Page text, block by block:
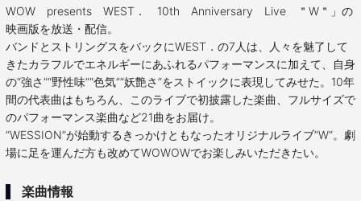
WOW presents WEST． 10th Anniversary Live ＂W＂」の
映画版を放送・配信。
バンドとストリングスをバックにWEST．の7人は、人々を魅了して
きたカラフルでエネルギーにあふれるパフォーマンスに加えて、自身
の“強さ”“野性味”“色気”“妖艶さ”をストイックに表現してみせた。10年
間の代表曲はもちろん、このライブで初披露した楽曲、フルサイズで
のパフォーマンス楽曲など21曲をお届け。
”WESSION”が始動するきっかけともなったオリジナルライブ”W”。劇
場に足を運んだ方も改めてWOWOWでお楽しみいただきたい。
楽曲情報